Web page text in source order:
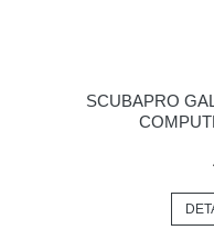
SCUBAPRO